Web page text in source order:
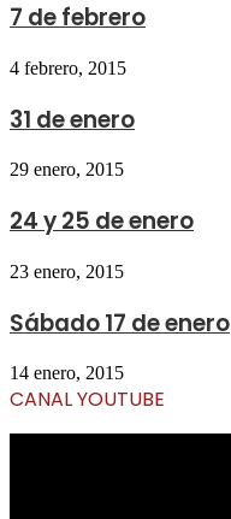
7 de febrero
4 febrero, 2015
31 de enero
29 enero, 2015
24 y 25 de enero
23 enero, 2015
Sábado 17 de enero
14 enero, 2015
CANAL YOUTUBE